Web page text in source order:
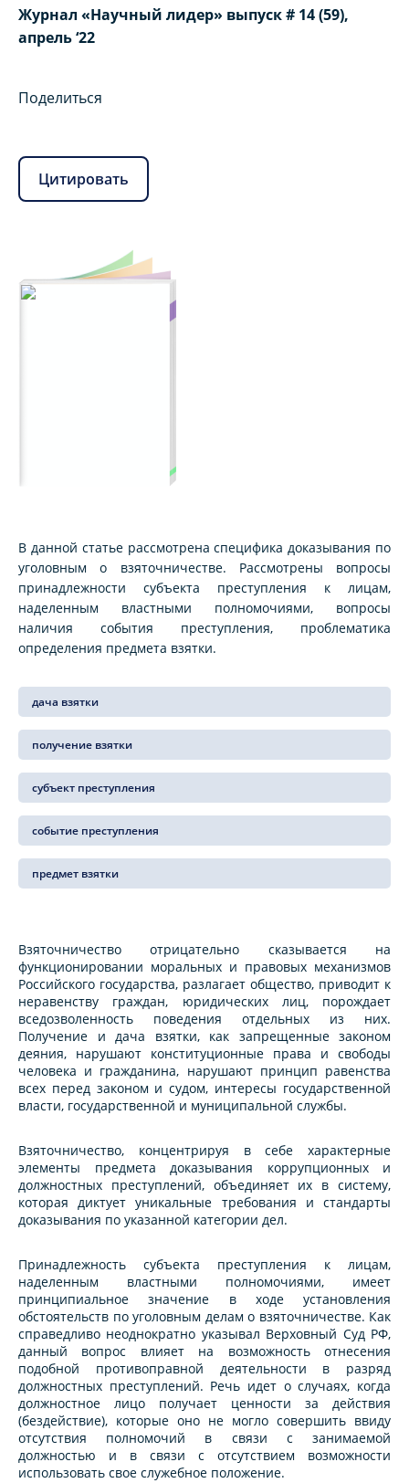
Журнал «Научный лидер» выпуск # 14 (59),
апрель ‘22
Поделиться
Цитировать
В данной статье рассмотрена специфика доказывания по
уголовным о взяточничестве. Рассмотрены вопросы
принадлежности субъекта преступления к лицам,
наделенным властными полномочиями, вопросы
наличия события преступления, проблематика
определения предмета взятки.
дача взятки
получение взятки
субъект преступления
событие преступления
предмет взятки
Взяточничество отрицательно сказывается на
функционировании моральных и правовых механизмов
Российского государства, разлагает общество, приводит к
неравенству граждан, юридических лиц, порождает
вседозволенность поведения отдельных из них.
Получение и дача взятки, как запрещенные законом
деяния, нарушают конституционные права и свободы
человека и гражданина, нарушают принцип равенства
всех перед законом и судом, интересы государственной
власти, государственной и муниципальной службы.
Взяточничество, концентрируя в себе характерные
элементы предмета доказывания коррупционных и
должностных преступлений, объединяет их в систему,
которая диктует уникальные требования и стандарты
доказывания по указанной категории дел.
Принадлежность субъекта преступления к лицам,
наделенным властными полномочиями, имеет
принципиальное значение в ходе установления
обстоятельств по уголовным делам о взяточничестве. Как
справедливо неоднократно указывал Верховный Суд РФ,
данный вопрос влияет на возможность отнесения
подобной противоправной деятельности в разряд
должностных преступлений. Речь идет о случаях, когда
должностное лицо получает ценности за действия
(бездействие), которые оно не могло совершить ввиду
отсутствия полномочий в связи с занимаемой
должностью и в связи с отсутствием возможности
использовать свое служебное положение.